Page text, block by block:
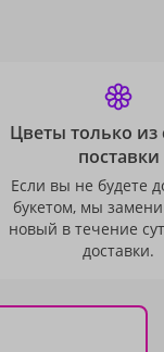
Цветы только из
поставки
Если вы не будете
букетом, мы
новый в течение
доставки.